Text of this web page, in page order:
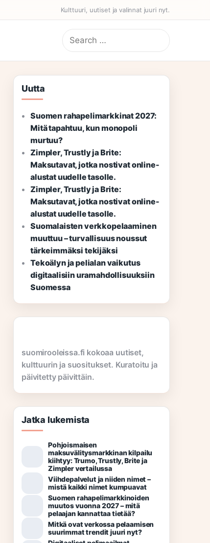
Kulttuuri, uutiset ja valinnat juuri nyt.
Search
for:
Uutta
Suomen rahapelimarkkinat 2027:
Mitä tapahtuu, kun monopoli
murtuu?
Zimpler, Trustly ja Brite:
Maksutavat, jotka nostivat online-
alustat uudelle tasolle.
Zimpler, Trustly ja Brite:
Maksutavat, jotka nostivat online-
alustat uudelle tasolle.
Suomalaisten verkkopelaaminen
muuttuu – turvallisuus noussut
tärkeimmäksi tekijäksi
Tekoälyn ja pelialan vaikutus
digitaalisiin uramahdollisuuksiin
Suomessa
suomirooleissa.fi kokoaa uutiset,
kulttuurin ja suositukset. Kuratoitu ja
päivitetty päivittäin.
Jatka lukemista
Pohjoismaisen
maksuvälitysmarkkinan kilpailu
kiihtyy: Trumo, Trustly, Brite ja
Zimpler vertailussa
Viihdepalvelut ja niiden nimet –
mistä kaikki nimet kumpuavat
Suomen rahapelimarkkinoiden
muutos vuonna 2027 – mitä
pelaajan kannattaa tietää?
Mitkä ovat verkossa pelaamisen
suurimmat trendit juuri nyt?